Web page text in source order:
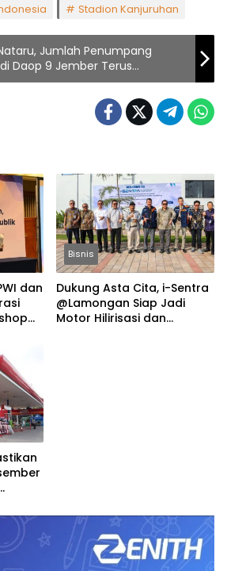
Stadion Kanjuruhan
Jumlah Penumpang
Daop 9 Jember Terus
dan
Bisnis
Dukung Asta Cita, i-Sentra
@Lamongan Siap Jadi
Motor Hilirisasi dan